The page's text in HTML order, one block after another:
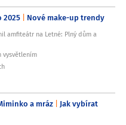
2025 Nové make-up trendy
amfiteátr na Letné: Plný dům a
vysvětlením
a mráz Jak vybírat